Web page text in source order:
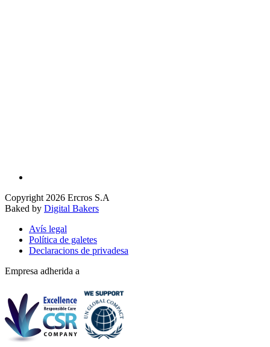
Copyright 2026 Ercros S.A
Baked by Digital Bakers
Avís legal
Política de galetes
Declaracions de privadesa
Empresa adherida a